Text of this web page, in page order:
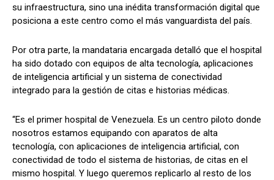
su infraestructura, sino una inédita transformación digital que
posiciona a este centro como el más vanguardista del país.
Por otra parte, la mandataria encargada detalló que el hospital
ha sido dotado con equipos de alta tecnología, aplicaciones
de inteligencia artificial y un sistema de conectividad
integrado para la gestión de citas e historias médicas.
“Es el primer hospital de Venezuela. Es un centro piloto donde
nosotros estamos equipando con aparatos de alta
tecnología, con aplicaciones de inteligencia artificial, con
conectividad de todo el sistema de historias, de citas en el
mismo hospital. Y luego queremos replicarlo al resto de los